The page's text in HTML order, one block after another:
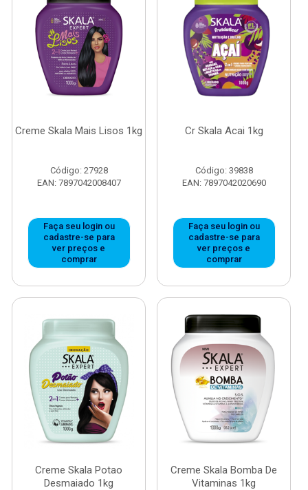
Creme Skala Mais Lisos 1kg
Código: 27928
EAN: 7897042008407
Faça seu login ou
cadastre-se para
ver preços e
comprar
Cr Skala Acai 1kg
Código: 39838
EAN: 7897042020690
Faça seu login ou
cadastre-se para
ver preços e
comprar
Creme Skala Potao
Desmaiado 1kg
Creme Skala Bomba De
Vitaminas 1kg